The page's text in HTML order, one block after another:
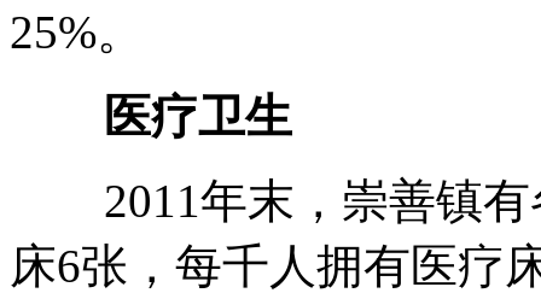
25%。
医疗卫生
2011年末，崇善镇有
床6张，每千人拥有医疗